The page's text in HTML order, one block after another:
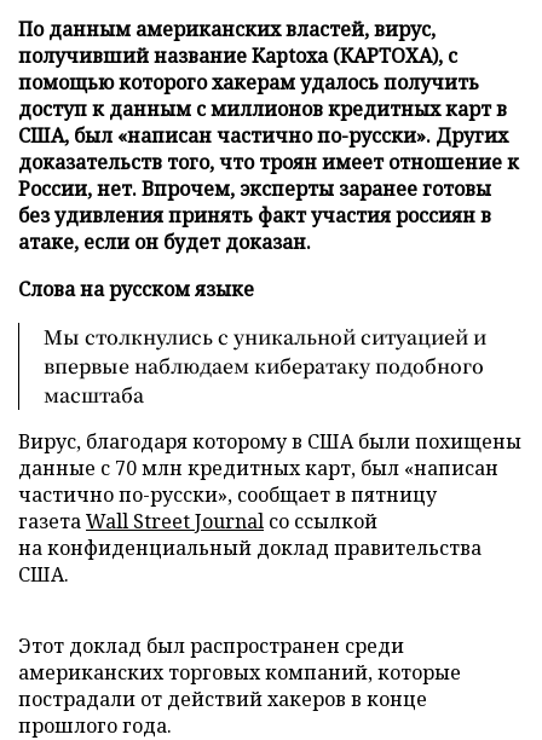
По данным американских властей, вирус,
получивший название Kaptoxa (КАРТОХА), с
помощью которого хакерам удалось получить
доступ к данным с миллионов кредитных карт в
США, был «написан частично по-русски». Других
доказательств того, что троян имеет отношение к
России, нет. Впрочем, эксперты заранее готовы
без удивления принять факт участия россиян в
атаке, если он будет доказан.
Слова на русском языке
Мы столкнулись с уникальной ситуацией и
впервые наблюдаем кибератаку подобного
масштаба
Вирус, благодаря которому в США были похищены
данные с 70 млн кредитных карт, был «написан
частично по-русски», сообщает в пятницу
газетаWall Street Journal со ссылкой
на конфиденциальный доклад правительства
США.
Этот доклад был распространен среди
американских торговых компаний, которые
пострадали от действий хакеров в конце
прошлого года.